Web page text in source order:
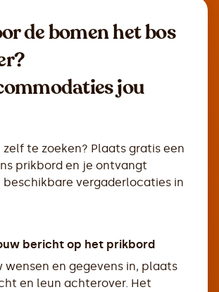
de bomen het bos
jou
zelf te zoeken? Plaats gratis een
prikbord en je ontvangt
beschikbare vergaderlocaties in
bericht op het prikbord
wensen en gegevens in, plaats
en leun achterover. Het